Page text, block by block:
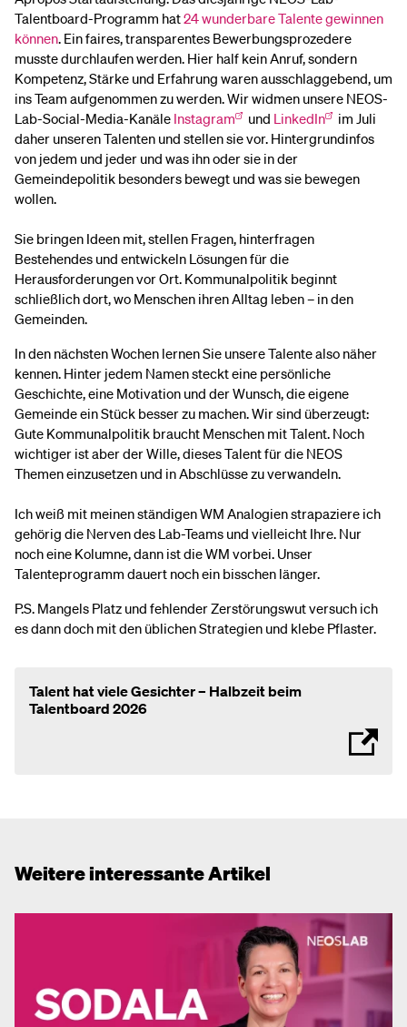
Talentboard-Programm hat24 wunderbare Talente gewinnen
können. Ein faires, transparentes Bewerbungsprozedere
musste durchlaufen werden. Hier half kein Anruf, sondern
Kompetenz, Stärke und Erfahrung waren ausschlaggebend, um
ins Team aufgenommen zu werden. Wir widmen unsere NEOS-
Lab-Social-Media-Kanäle Instagram und LinkedIn
im Juli
daher unseren Talenten und stellen sie vor. Hintergrundinfos
von jedem und jeder und was ihn oder sie in der
Gemeindepolitik besonders bewegt und was sie bewegen
wollen.
Sie bringen Ideen mit, stellen Fragen, hinterfragen
Bestehendes und entwickeln Lösungen für die
Herausforderungen vor Ort. Kommunalpolitik beginnt
schließlich dort, wo Menschen ihren Alltag leben – in den
Gemeinden.
In den nächsten Wochen lernen Sie unsere Talente also näher
kennen. Hinter jedem Namen steckt eine persönliche
Geschichte, eine Motivation und der Wunsch, die eigene
Gemeinde ein Stück besser zu machen. Wir sind überzeugt:
Gute Kommunalpolitik braucht Menschen mit Talent. Noch
wichtiger ist aber der Wille, dieses Talent für die NEOS
Themen einzusetzen und in Abschlüsse zu verwandeln.
Ich weiß mit meinen ständigen WM Analogien strapaziere ich
gehörig die Nerven des Lab-Teams und vielleicht Ihre. Nur
noch eine Kolumne, dann ist die WM vorbei. Unser
Talenteprogramm dauert noch ein bisschen länger.
P.S. Mangels Platz und fehlender Zerstörungswut versuch ich
es dann doch mit den üblichen Strategien und klebe Pflaster.
Talent hat viele Gesichter – Halbzeit beim
Talentboard 2026
Weitere interessante Artikel